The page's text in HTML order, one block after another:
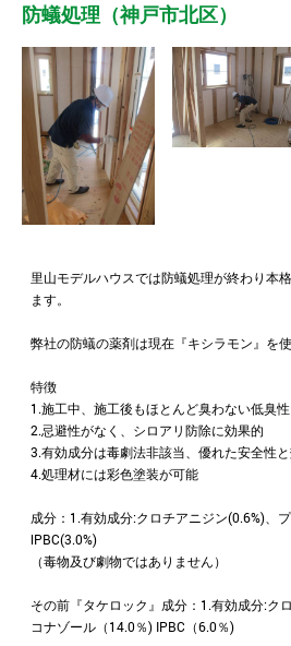
防蟻処理（神戸市北区）
里山モデルハウスでは防蟻処理が終わり本
ます。
弊社の防蟻の薬剤は現在『キシラモン』を
特徴
1.施工中、施工後もほとんど臭わない低臭性
2.忌避性がなく、シロアリ防除に効果的
3.有効成分は毒劇法非該当、優れた安全性
4.処理材には彩色塗装が可能
成分：1.有効成分:クロチアニジン(0.6%)、
lPBC(3.0%)
（毒物及び劇物ではありません）
その前『タケロック』成分：1.有効成分:ク
コナゾール（14.0％) IPBC（6.0％)